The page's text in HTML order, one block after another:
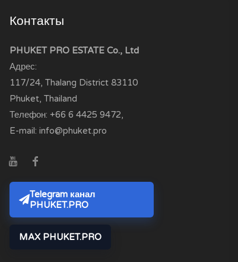
Контакты
PHUKET PRO ESTATE Co., Ltd
Адрес:
117/24, Thalang District 83110
Phuket, Thailand
Телефон:+66 6 4425 9472,
E-mail:info@phuket.pro
Telegram канал
PHUKET.PRO
MAX PHUKET.PRO